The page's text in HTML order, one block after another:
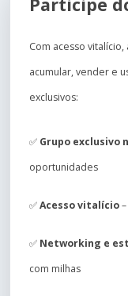
Com acesso
acumular, vender e
exclusivos:
✅ Grupo exclusivo
oportunidades
✅Acesso vitalício
✅ Networking e
com milhas